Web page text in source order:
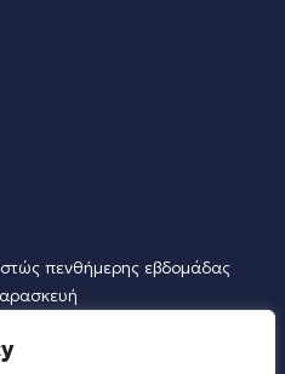
πενθήμερης εβδομάδας
Υποδοχής Πολιτών: